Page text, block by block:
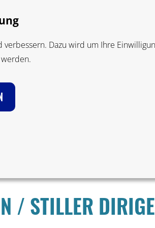
Dazu wird um Ihre
FILTERN:
/ STILLER